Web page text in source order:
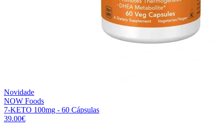
Novidade
NOW Foods
7-KETO 100mg - 60 Cápsulas
39.00€